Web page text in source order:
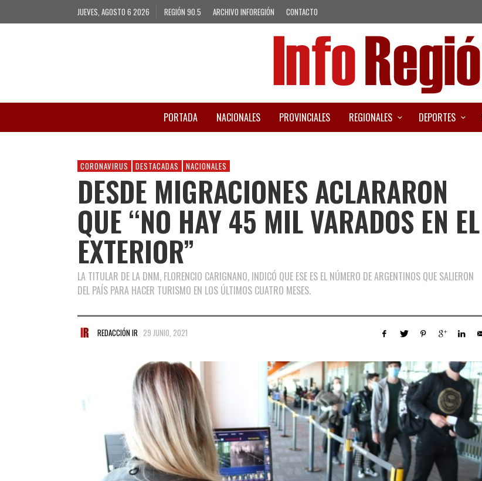
JUEVES, AGOSTO 6 2026 REGIÓN 90.5 ARCHIVO INFOREGIÓN CONTACTO
PORTADA NACIONALES PROVINCIALES REGIONALES DEPORTES
CORONAVIRUS DESTACADAS NACIONALES
DESDE MIGRACIONES ACLARARON
QUE “NO HAY 45 MIL VARADOS EN EL
EXTERIOR”
LA TITULAR DE LA DNM, FLORENCIO CARIGNANO, INDICÓ QUE ESE ES EL NÚMERO DE ARGENTINOS QUE SALIERON
DEL PAÍS PARA HACER TURISMO EN LOS ÚLTIMOS CUATRO MESES.
REDACCIÓN IR 29 JUNIO, 2021